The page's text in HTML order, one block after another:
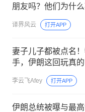
朋友吗？他们为什
译界风云 打开APP
妻子儿子都被点名
手，伊朗这回玩真的
李云飞Afey 打开APP
伊朗总统被曝与最